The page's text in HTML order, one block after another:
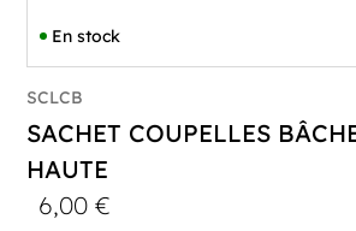
En stock
SCLCB
SACHET COUPELLES
HAUTE
6,00€